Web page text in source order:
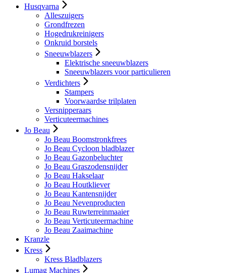
Husqvarna
Alleszuigers
Grondfrezen
Hogedrukreinigers
Onkruid borstels
Sneeuwblazers
Elektrische sneeuwblazers
Sneeuwblazers voor particulieren
Verdichters
Stampers
Voorwaardse trilplaten
Versnipperaars
Verticuteermachines
Jo Beau
Jo Beau Boomstronkfrees
Jo Beau Cycloon bladblazer
Jo Beau Gazonbeluchter
Jo Beau Graszodensnijder
Jo Beau Hakselaar
Jo Beau Houtkliever
Jo Beau Kantensnijder
Jo Beau Nevenproducten
Jo Beau Ruwterreinmaaier
Jo Beau Verticuteermachine
Jo Beau Zaaimachine
Kranzle
Kress
Kress Bladblazers
Lumag Machines